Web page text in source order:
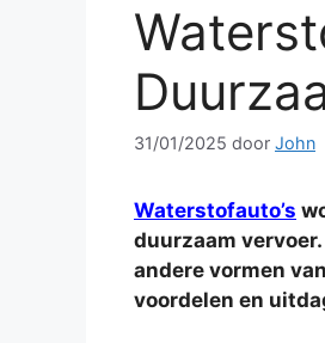
31/01/2025 door John
Waterstofauto’s
duurzaam
andere vormen
voordelen en